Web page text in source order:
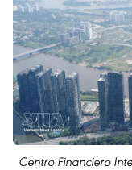
Centro Financiero